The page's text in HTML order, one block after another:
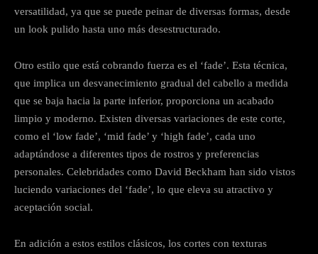
versatilidad, ya que se puede peinar de diversas formas, desde
un look pulido hasta uno más desestructurado.
Otro estilo que está cobrando fuerza es el ‘fade’. Esta técnica,
que implica un desvanecimiento gradual del cabello a medida
que se baja hacia la parte inferior, proporciona un acabado
limpio y moderno. Existen diversas variaciones de este corte,
como el ‘low fade’, ‘mid fade’ y ‘high fade’, cada uno
adaptándose a diferentes tipos de rostros y preferencias
personales. Celebridades como David Beckham han sido vistos
luciendo variaciones del ‘fade’, lo que eleva su atractivo y
aceptación social.
En adición a estos estilos clásicos, los cortes con texturas